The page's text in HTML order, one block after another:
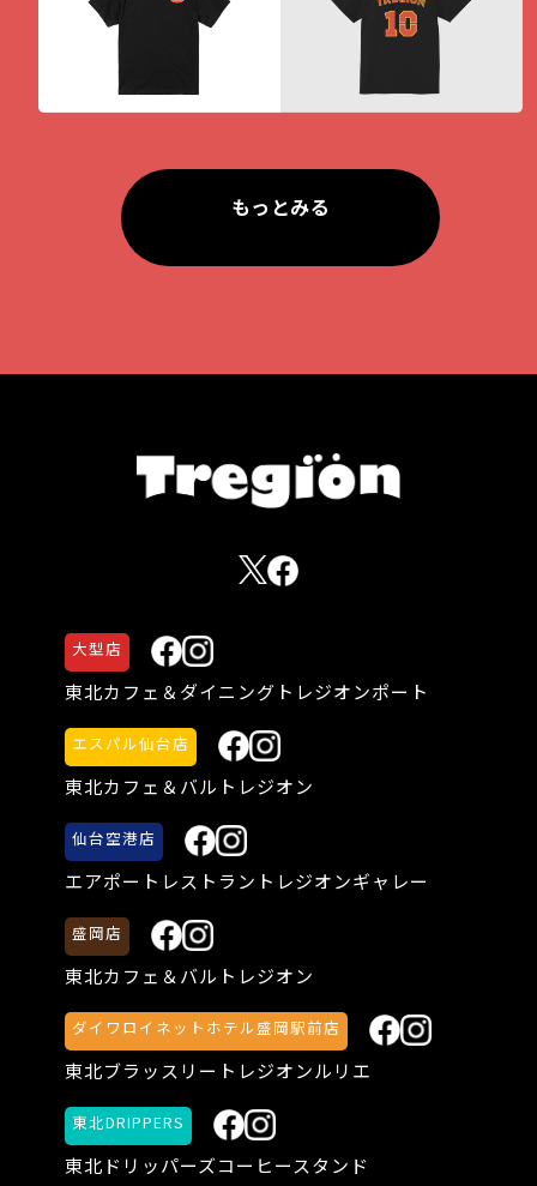
もっとみる
大型店
東北カフェ＆ダイニング トレジオンポート
エスパル仙台店
東北カフェ＆バル トレジオン
仙台空港店
エアポートレストラン トレジオンギャレー
盛岡店
東北カフェ＆バル トレジオン
ダイワロイネット ホテル盛岡駅前店
東北ブラッスリー トレジオンルリエ
東北DRIPPERS
東北ドリッパーズコーヒースタンド